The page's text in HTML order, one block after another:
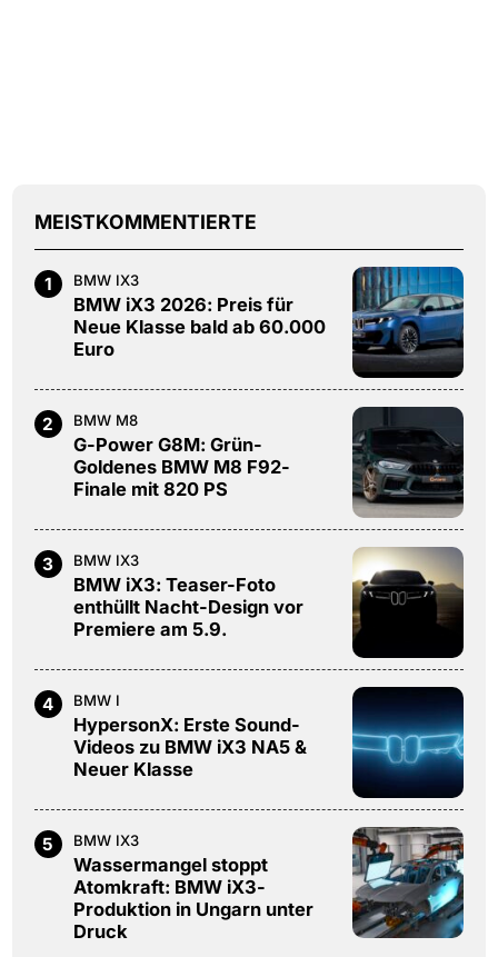
MEISTKOMMENTIERTE
1 BMW IX3
BMW iX3 2026: Preis für
Neue Klasse bald ab 60.000
Euro
2 BMW M8
G-Power G8M: Grün-
Goldenes BMW M8 F92-
Finale mit 820 PS
3 BMW IX3
BMW iX3: Teaser-Foto
enthüllt Nacht-Design vor
Premiere am 5.9.
4 BMW I
HypersonX: Erste Sound-
Videos zu BMW iX3 NA5 &
Neuer Klasse
5 BMW IX3
Wassermangel stoppt
Atomkraft: BMW iX3-
Produktion in Ungarn unter
Druck